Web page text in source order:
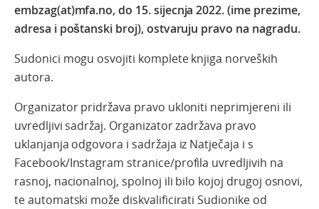
embzag(at)mfa.no, do 15. sijecnja 2022. (ime prezime,
adresa i poštanski broj), ostvaruju pravo na nagradu.
Sudonici mogu osvojiti komplete knjiga norveških
autora.
Organizator pridržava pravo ukloniti neprimjereni ili
uvredljivi sadržaj. Organizator zadržava pravo
uklanjanja odgovora i sadržaja iz Natječaja i s
Facebook/Instagram stranice/profila uvredljivih na
rasnoj, nacionalnoj, spolnoj ili bilo kojoj drugoj osnovi,
te automatski može diskvalificirati Sudionike od